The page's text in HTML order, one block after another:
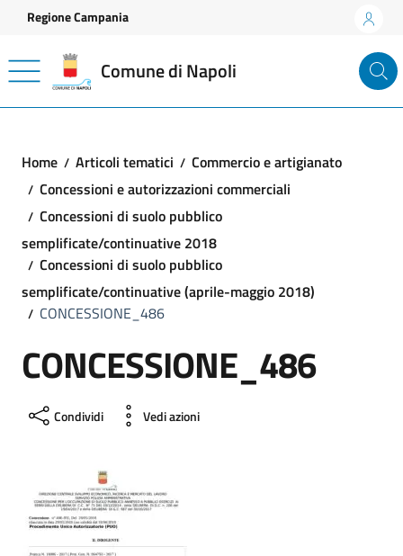
Vai ai contenuti
Vai al footer
Regione Campania
Comune di Napoli
Home Articoli tematici
Commercio e artigianato
Concessioni e autorizzazioni commerciali
Concessioni di suolo pubblico
semplificate/continuative 2018
Concessioni di suolo pubblico
semplificate/continuative (aprile-maggio 2018)
CONCESSIONE_486
CONCESSIONE_486
Condividi Vedi azioni